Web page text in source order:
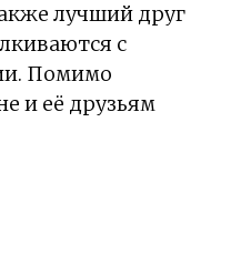
лучший друг
с
Помимо
и её друзьям